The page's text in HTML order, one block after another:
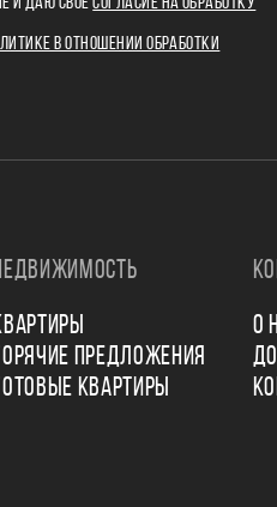
В ОТНОШЕНИИ ОБРАБОТКИ
ПРЕДЛОЖЕНИЯ
КВАРТИРЫ
О